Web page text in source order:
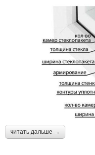
читать дальше →